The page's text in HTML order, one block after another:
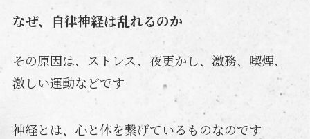
なぜ、自律神経は乱れるのか
その原因は、ストレス、夜更かし、激務、喫煙、
激しい運動などです
神経とは、心と体を繋げているものなのです